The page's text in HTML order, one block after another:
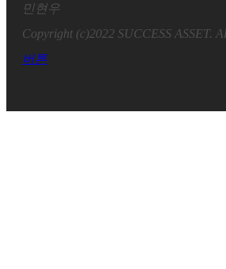
민현우
Copyright (c)2022 SUCCESS ASSET.
버튼